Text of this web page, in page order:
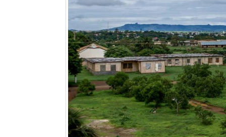
Diego Suarez Pratique
Les Petites Annonces
La Tribune de Diego en PDF